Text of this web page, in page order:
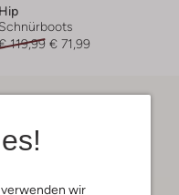
wir
Hip
Schnürboots
119,99 € 71,99